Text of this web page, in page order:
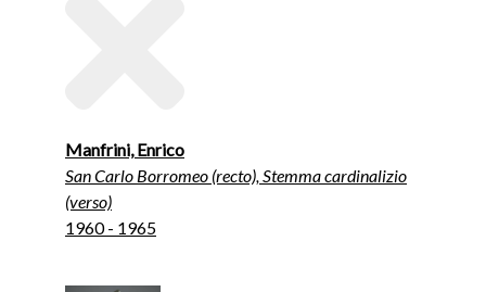
Manfrini, Enrico
San Carlo Borromeo (recto), Stemma cardinalizio
(verso)
1960 - 1965